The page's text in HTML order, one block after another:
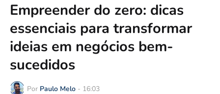
Empreender do zero: dicas
essenciais para transformar
ideias em negócios bem-
sucedidos
Por Paulo Melo - 16:03